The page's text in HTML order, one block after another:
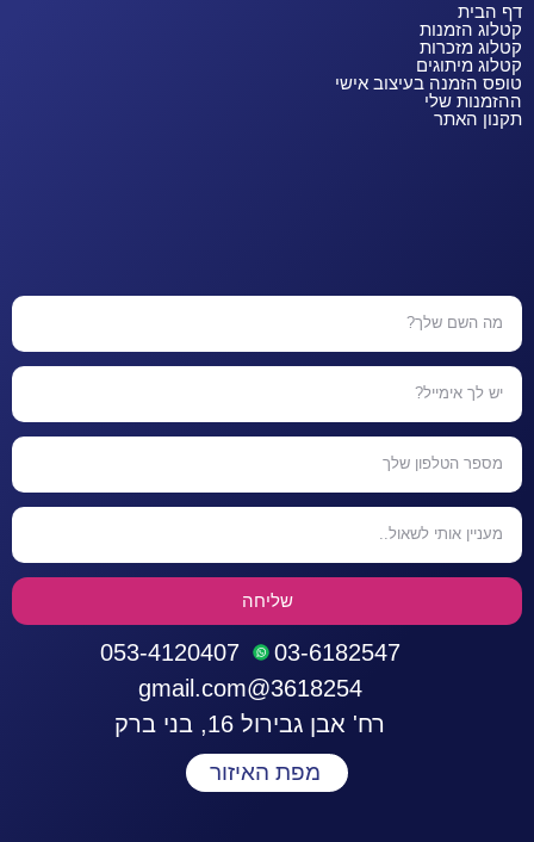
דף הבית
קטלוג הזמנות
קטלוג מזכרות
קטלוג מיתוגים
טופס הזמנה בעיצוב אישי
ההזמנות שלי
תקנון האתר
שליחה
03-6182547
053-4120407
3618254@gmail.com
רח' אבן גבירול 16, בני ברק
מפת האיזור